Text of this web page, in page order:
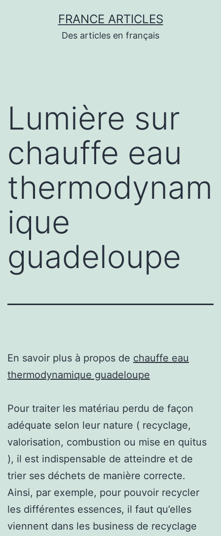
FRANCE ARTICLES
Des articles en français
Lumière sur
chauffe eau
thermodynam
ique
guadeloupe
En savoir plus à propos de chauffe eau
thermodynamique guadeloupe
Pour traiter les matériau perdu de façon
adéquate selon leur nature ( recyclage,
valorisation, combustion ou mise en quitus
), il est indispensable de atteindre et de
trier ses déchets de manière correcte.
Ainsi, par exemple, pour pouvoir recycler
les différentes essences, il faut qu’elles
viennent dans les business de recyclage